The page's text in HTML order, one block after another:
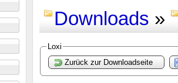
Downloads »
Loxi
Zurück zur Downloadseite